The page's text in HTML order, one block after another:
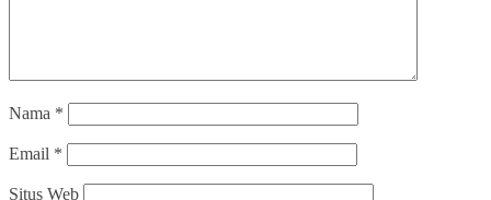
Nama *
Email *
Situs Web